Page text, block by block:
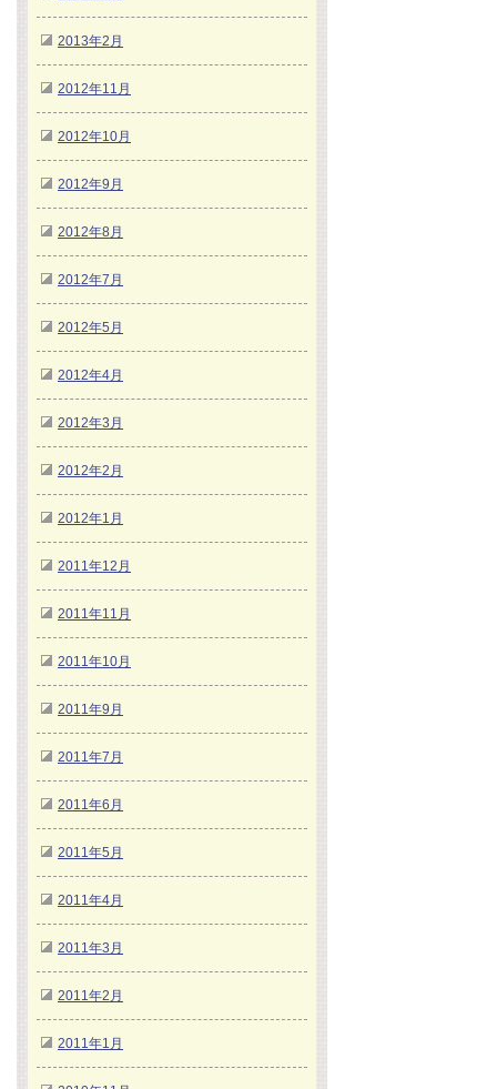
2013年2月
2012年11月
2012年10月
2012年9月
2012年8月
2012年7月
2012年5月
2012年4月
2012年3月
2012年2月
2012年1月
2011年12月
2011年11月
2011年10月
2011年9月
2011年7月
2011年6月
2011年5月
2011年4月
2011年3月
2011年2月
2011年1月